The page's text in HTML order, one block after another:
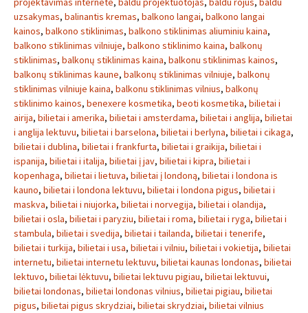
uzsakymas, balinantis kremas, balkono langai, balkono langai
kainos, balkono stiklinimas, balkono stiklinimas aliuminiu kaina,
balkono stiklinimas vilniuje, balkono stiklinimo kaina, balkonų
stiklinimas, balkonų stiklinimas kaina, balkonu stiklinimas kainos,
balkonų stiklinimas kaune, balkonų stiklinimas vilniuje, balkonų
stiklinimas vilniuje kaina, balkonu stiklinimas vilnius, balkonų
stiklinimo kainos, benexere kosmetika, beoti kosmetika, bilietai i
airija, bilietai i amerika, bilietai i amsterdama, bilietai i anglija, bilietai
i anglija lektuvu, bilietai i barselona, bilietai i berlyna, bilietai i cikaga,
bilietai i dublina, bilietai i frankfurta, bilietai i graikija, bilietai i
ispanija, bilietai i italija, bilietai į jav, bilietai i kipra, bilietai i
kopenhaga, bilietai i lietuva, bilietai į londoną, bilietai i londona is
kauno, bilietai i londona lektuvu, bilietai i londona pigus, bilietai i
maskva, bilietai i niujorka, bilietai i norvegija, bilietai i olandija,
bilietai i osla, bilietai i paryziu, bilietai i roma, bilietai i ryga, bilietai i
stambula, bilietai i svedija, bilietai i tailanda, bilietai i tenerife,
bilietai i turkija, bilietai i usa, bilietai i vilniu, bilietai i vokietija, bilietai
internetu, bilietai internetu lektuvu, bilietai kaunas londonas, bilietai
lektuvo, bilietai lėktuvu, bilietai lektuvu pigiau, bilietai lektuvui,
bilietai londonas, bilietai londonas vilnius, bilietai pigiau, bilietai
pigus, bilietai pigus skrydziai, bilietai skrydziai, bilietai vilnius